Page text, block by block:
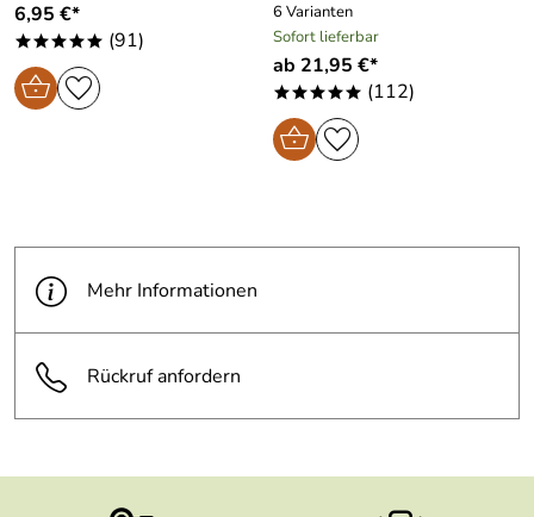
6,95 €*
***** (91)
6 Varianten
Sofort lieferbar
ab 21,95 €*
***** (112)
Mehr Informationen
Rückruf anfordern